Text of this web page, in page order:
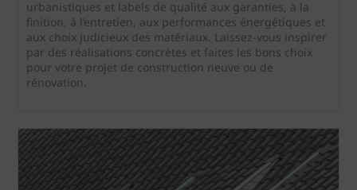
urbanistiques et labels de qualité aux garanties, à la
finition, à l’entretien, aux performances énergétiques et
aux choix judicieux des matériaux. Laissez-vous inspirer
par des réalisations concrètes et faites les bons choix
pour votre projet de construction neuve ou de
rénovation.